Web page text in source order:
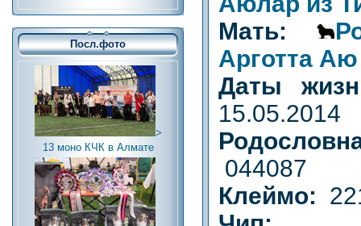
Посл.фото
>
13 моно КЧК в Алмате
Мать:
Арготта Аю
Даты
15.05.2014
044087
Клеймо: